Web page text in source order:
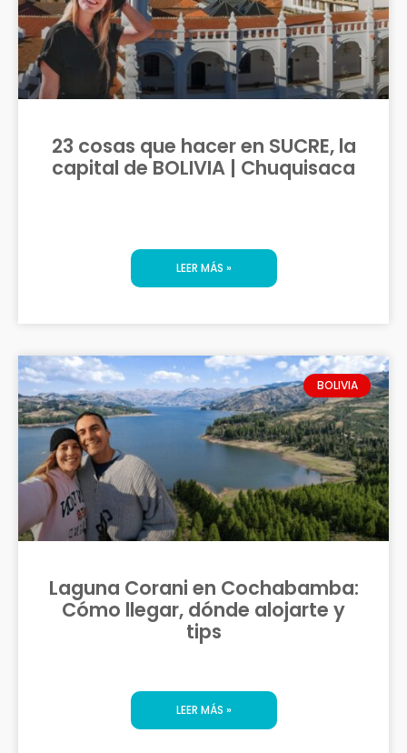
23 cosas que hacer en SUCRE, la
capital de BOLIVIA | Chuquisaca
LEER MÁS »
BOLIVIA
Laguna Corani en Cochabamba:
Cómo llegar, dónde alojarte y
tips
LEER MÁS »